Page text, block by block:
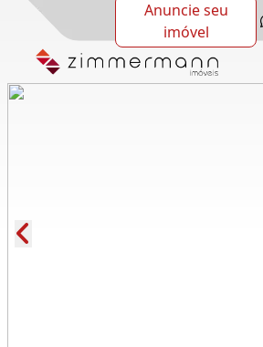
Anuncie seu
imóvel